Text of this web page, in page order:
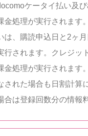
ケータイ払い及
金処理が実行されます
は、購読申込日と2ヶ
行されます。クレジッ
金処理が実行されます
された場合も日割計算
合は登録回数分の情報